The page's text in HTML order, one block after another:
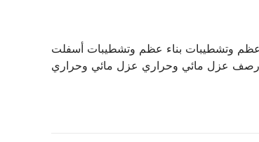
وتشطيبات بناء عظم وتشطيبات أسفلت
عزل مائي وحراري عزل مائي وحراري